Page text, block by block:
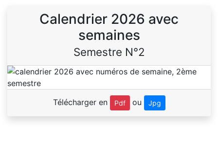
Calendrier 2026 avec
semaines
Semestre N°2
Télécharger en Pdf ou Jpg